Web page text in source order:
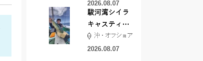
グ行ってきま
した！！
2026.08.07
駿河湾シイラ
キャスティン
グ行ってきま
した！
沖・オフショア
2026.08.07